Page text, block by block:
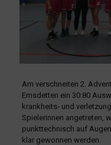
Am verschneiten 2.
Emsdetten ein 30:80
krankheits- und
Spielerinnen angetreten,
punkttechnisch auf
klar gewonnen werden.